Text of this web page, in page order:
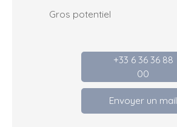
Gros potentiel
+33 6 36 36 88
00
Envoyer un mail